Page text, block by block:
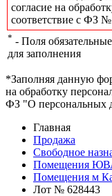
согласие на
соответствие с ФЗ
* - Поля обязательные
для заполнения
*Заполняя данную
на обработку
ФЗ "О персональных
Главная
Продажа
Свободное
Помещения
Помещения м
Лот № 628443